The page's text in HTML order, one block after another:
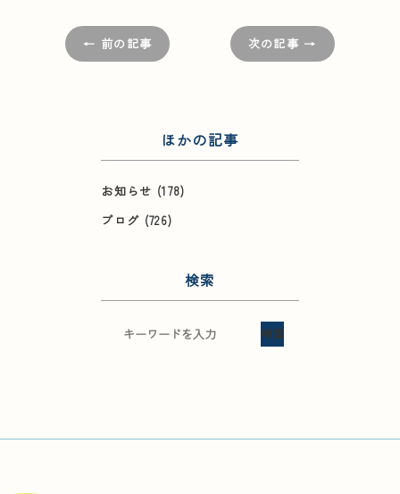
← 前の記事 次の記事 →
ほかの記事
お知らせ (178)
ブログ (726)
検索
検索